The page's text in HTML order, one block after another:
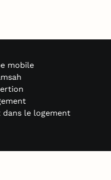
mobile
le logement